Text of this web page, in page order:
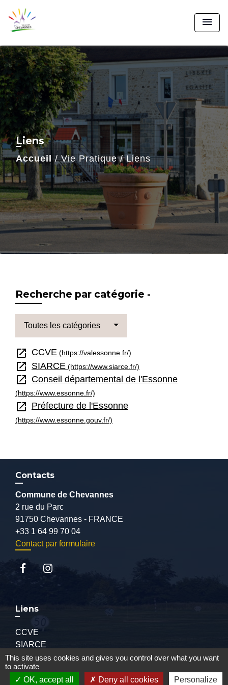
menu
Liens
Accueil /Vie Pratique/Liens
Recherche par catégorie -
Toutes les catégories
open_in_new CCVE (https://valessonne.fr/)
open_in_new SIARCE (https://www.siarce.fr/)
open_in_new Conseil départemental de l'Essonne
(https://www.essonne.fr/)
open_in_new Préfecture de l'Essonne
(https://www.essonne.gouv.fr/)
Contacts
Commune de Chevannes
2 rue du Parc
91750 Chevannes - FRANCE
+33 1 64 99 70 04
Contact par formulaire
Liens
CCVE
SIARCE
Conseil départemental de l'Essonne
Préfecture de l'Essonne
This site uses cookies and gives you control over what you want
to activate
OK, accept all
Deny all cookies Personalize